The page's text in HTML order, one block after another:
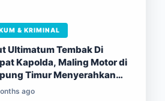
& KRIMINAL
Ultimatum Tembak Di
Kapolda, Maling Motor di
Timur Menyerahkan
ago